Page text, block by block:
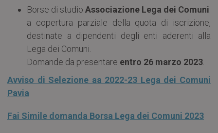
Borse di studio Associazione Lega dei Comuni:
a copertura parziale della quota di iscrizione,
destinate a dipendenti degli enti aderenti alla
Lega dei Comuni.
Domande da presentare entro 26 marzo 2023
Avviso di Selezione aa 2022-23 Lega dei Comuni
Pavia
Fai Simile domanda Borsa Lega dei Comuni 2023